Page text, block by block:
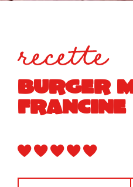
recette
BURGER
FRANCINE